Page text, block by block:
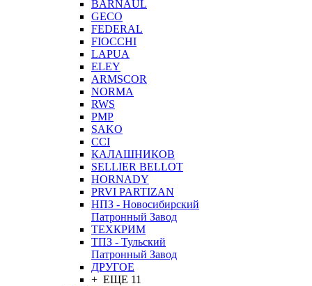
BARNAUL
GEСO
FEDERAL
FIOCCHI
LAPUA
ELEY
ARMSCOR
NORMA
RWS
PMP
SAKO
CCI
КАЛАШНИКОВ
SELLIER BELLOT
HORNADY
PRVI PARTIZAN
НПЗ - Новосибирский
Патронный Завод
ТЕХКРИМ
ТПЗ - Тульский
Патронный Завод
ДРУГОЕ
+ ЕЩЕ 11